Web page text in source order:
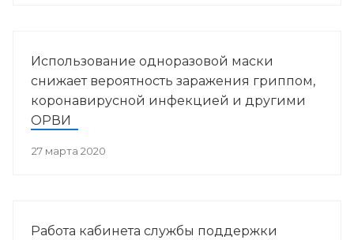
Использование одноразовой маски
снижает вероятность заражения гриппом,
коронавирусной инфекцией и другими
ОРВИ
27 марта 2020
Работа кабинета службы поддержки